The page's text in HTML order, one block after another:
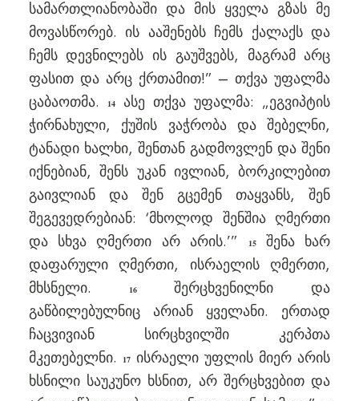
სამართლიანობაში და მის ყველა გზას მე
მოვასწორებ. ის ააშენებს ჩემს ქალაქს და
ჩემს დევნილებს ის გაუშვებს, მაგრამ არც
ფასით და არც ქრთამით!” – თქვა უფალმა
ცაბაოთმა.
14ასე თქვა უფალმა: „ეგვიპტის
ჭირნახული, ქუშის ვაჭრობა და შებელნი,
ტანადი ხალხი, შენთან გადმოვლენ და შენი
იქნებიან, შენს უკან ივლიან, ბორკილებით
გაივლიან და შენ გცემენ თაყვანს, შენ
შეგევედრებიან: ‘მხოლოდ შენშია ღმერთი
და სხვა ღმერთი არ არის.’”
15შენა ხარ
დაფარული ღმერთი, ისრაელის ღმერთი,
მხსნელი.
16შერცხვენილნი და
გაწბილებულნიც არიან ყველანი. ერთად
ჩაცვივიან სირცხვილში კერპთა
მკეთებელნი.
17ისრაელი უფლის მიერ არის
ხსნილი საუკუნო ხსნით, არ შერცხვებით და